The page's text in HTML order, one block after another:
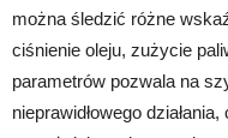
można śledzić różne
ciśnienie oleju, zużycie
parametrów pozwala na
nieprawidłowego